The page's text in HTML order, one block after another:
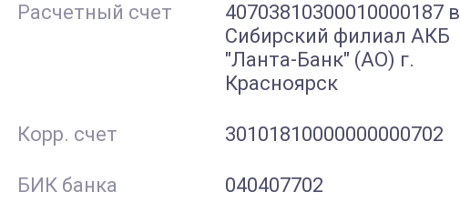
Расчетный cчет
40703810300010000187 в
Сибирский филиал АКБ
"Ланта-Банк" (АО) г.
Красноярск
Корр. cчет 30101810000000000702
БИК банка 040407702